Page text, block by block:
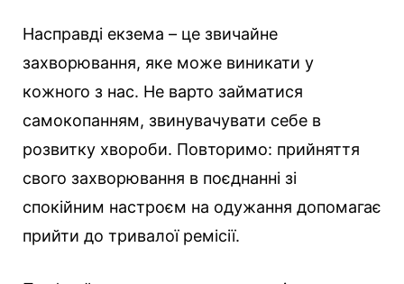
Насправді екзема – це звичайне
захворювання, яке може виникати у
кожного з нас. Не варто займатися
самокопанням, звинувачувати себе в
розвитку хвороби. Повторимо: прийняття
свого захворювання в поєднанні зі
спокійним настроєм на одужання допомагає
прийти до тривалої ремісії.